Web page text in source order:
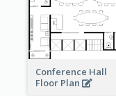
Conference Hall
Floor Plan